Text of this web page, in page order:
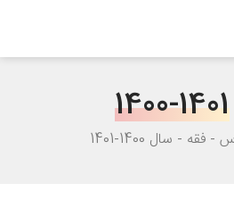
1400-1401
فقه سال 1400-1401